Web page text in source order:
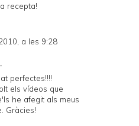
recepta!
a les 9:28
perfectes!!!!
els vídeos que
he afegit als meus
Gràcies!